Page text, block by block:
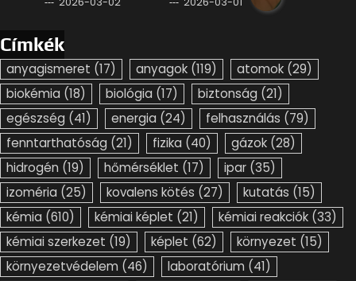
Címkék
anyagismeret (17) anyagok (119) atomok (29)
biokémia (18) biológia (17) biztonság (21)
egészség (41) energia (24) felhasználás (79)
fenntarthatóság (21) fizika (40) gázok (28)
hidrogén (19) hőmérséklet (17) ipar (35)
izoméria (25) kovalens kötés (27) kutatás (15)
kémia (610) kémiai képlet (21) kémiai reakciók (33)
kémiai szerkezet (19) képlet (62) környezet (15)
környezetvédelem (46) laboratórium (41)